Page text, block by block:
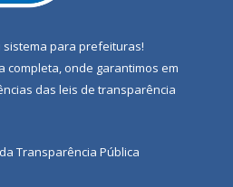
sistema para prefeituras!
completa, onde garantimos em
das leis de transparência
Transparência Pública